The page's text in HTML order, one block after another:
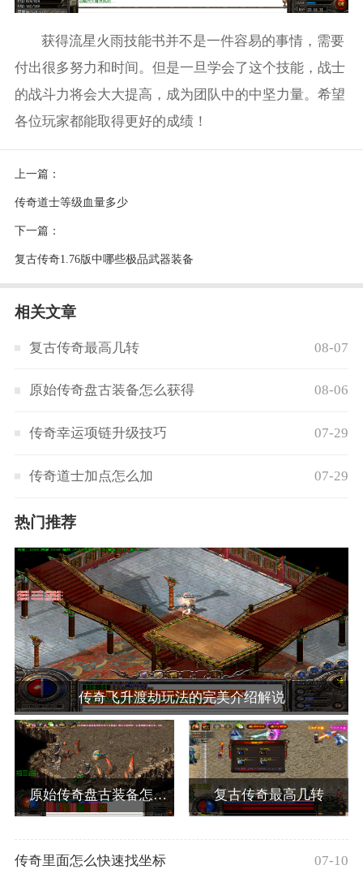
获得流星火雨技能书并不是一件容易的事情，需要
付出很多努力和时间。但是一旦学会了这个技能，战士
的战斗力将会大大提高，成为团队中的中坚力量。希望
各位玩家都能取得更好的成绩！
上一篇：
传奇道士等级血量多少
下一篇：
复古传奇1.76版中哪些极品武器装备
相关文章
复古传奇最高几转 08-07
原始传奇盘古装备怎么获得 08-06
传奇幸运项链升级技巧 07-29
传奇道士加点怎么加 07-29
热门推荐
传奇飞升渡劫玩法的完美介绍解说
原始传奇盘古装备怎么获得 复古传奇最高几转
传奇里面怎么快速找坐标 07-10